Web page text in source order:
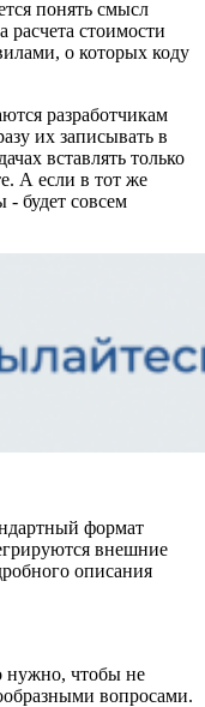
понять смысл
стоимости
о которых коду
разработчикам
их записывать в
вставлять только
А если в тот же
- будет совсем
формат
внешние
описания
нужно, чтобы не
вопросами.